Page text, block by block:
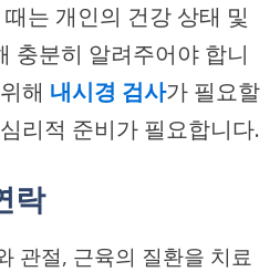
는 개인의 건강 상태 및
충분히 알려주어야 합니
해 내시경 검사가 필요할
리적 준비가 필요합니다.
락
관절, 근육의 질환을 치료